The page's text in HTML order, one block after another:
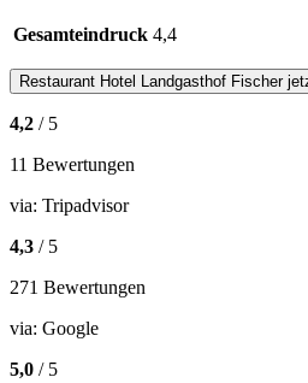
Gesamteindruck 4,4
Restaurant Hotel Landgasthof Fischer
4,2 / 5
11 Bewertungen
via: Tripadvisor
4,3 / 5
271 Bewertungen
via: Google
5,0 / 5